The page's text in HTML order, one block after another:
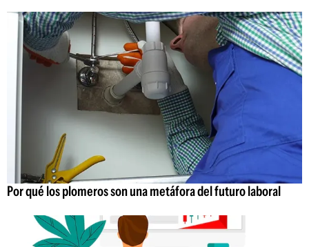
Por qué los plomeros son una metáfora del futuro laboral